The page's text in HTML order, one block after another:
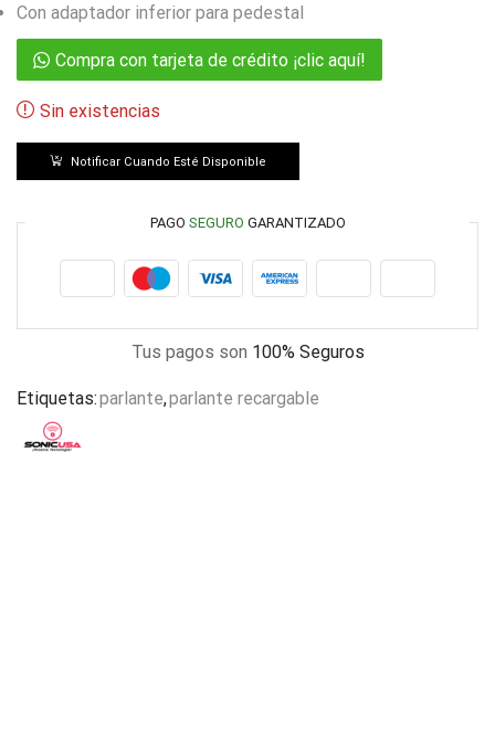
Con adaptador inferior para pedestal
Compra con tarjeta de crédito ¡clic aquí!
Sin existencias
Notificar Cuando Esté Disponible
PAGO SEGURO GARANTIZADO
Tus pagos son 100% Seguros
Etiquetas:parlante,parlante recargable